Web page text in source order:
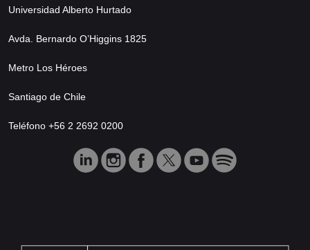
Universidad Alberto Hurtado
Avda. Bernardo O’Higgins 1825
Metro Los Héroes
Santiago de Chile
Teléfono +56 2 2692 0200